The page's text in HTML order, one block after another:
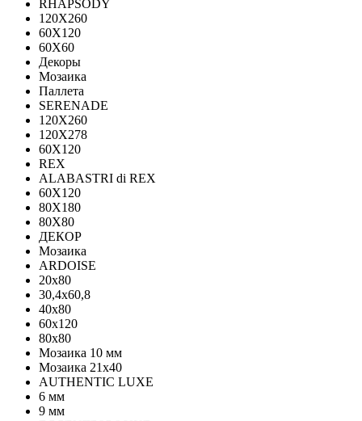
RHAPSODY
120X260
60X120
60X60
Декоры
Мозаика
Паллета
SERENADE
120X260
120Х278
60X120
REX
ALABASTRI di REX
60X120
80X180
80X80
ДЕКОР
Мозаика
ARDOISE
20х80
30,4х60,8
40х80
60х120
80х80
Мозаика 10 мм
Мозаика 21х40
AUTHENTIC LUXE
6 мм
9 мм